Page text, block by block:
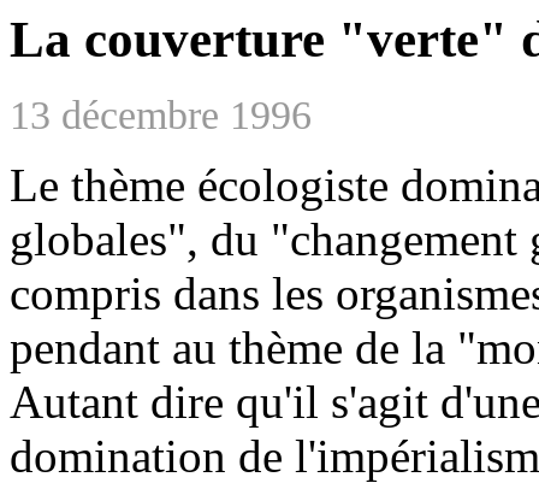
La couverture "verte"
13 décembre 1996
Le thème écologiste
globales", du
compris dans les
pendant au thème de la
Autant dire qu'il s'agit
domination de